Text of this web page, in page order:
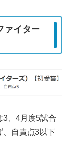
ァイター
3、4月度5試合
、自責点3以下